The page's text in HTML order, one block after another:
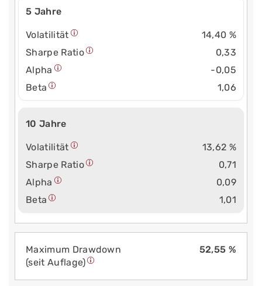
5 Jahre
Volatilität
14,40 %
Sharpe Ratio
0,33
Alpha
-0,05
Beta
1,06
10 Jahre
Volatilität
13,62 %
Sharpe Ratio
0,71
Alpha
0,09
Beta
1,01
Maximum Drawdown
(seit Auflage)
52,55 %